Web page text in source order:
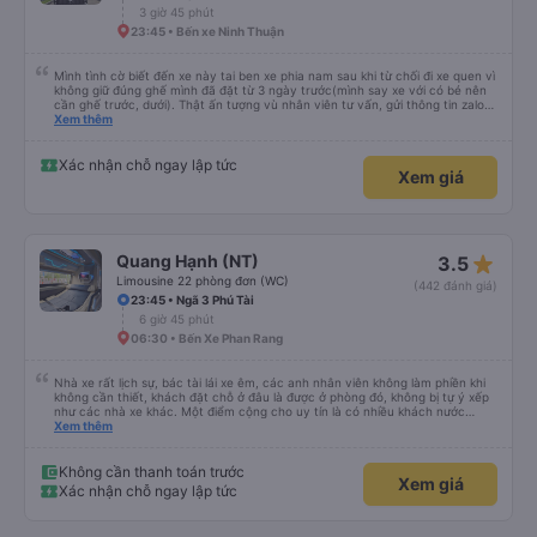
3 giờ 45 phút
23:45 • Bến xe Ninh Thuận
Mình tình cờ biết đến xe này tai ben xe phia nam sau khi từ chối đi xe quen vì
không giữ đúng ghế mình đã đặt từ 3 ngày trước(mình say xe với có bé nên
cần ghế trước, dưới). Thật ấn tượng vù nhân viên tư vấn, gửi thông tin zalo
rõ ràng, chuyên nghiệp. Đi đúng giờ, xe mới toanh, sạch sẽ thơm tho, buồng
các anh tài và lơ cũng cực dễ thương, tâm lý. 10 điểm không nhưng. Mình sẽ
lưu lại để giới thiệu người nhà, bạn bè đi xe này. ưng hết sức. Giờ thấy may
Xem thêm
Xác nhận chỗ ngay lập tức
Xem giá
Quang Hạnh (NT)
Limousine 22 phòng đơn (WC)
3.5 star_rate
(442 đánh giá)
23:45 • Ngã 3 Phú Tài
6 giờ 45 phút
06:30 • Bến Xe Phan Rang
Nhà xe rất lịch sự, bác tài lái xe êm, các anh nhân viên không làm phiền khi
không cần thiết, khách đặt chỗ ở đâu là được ở phòng đó, không bị tự ý xếp
như các nhà xe khác. Một điểm cộng cho uy tín là có nhiều khách nước
Xem thêm
Không cần thanh toán trước
Xác nhận chỗ ngay lập tức
Xem giá